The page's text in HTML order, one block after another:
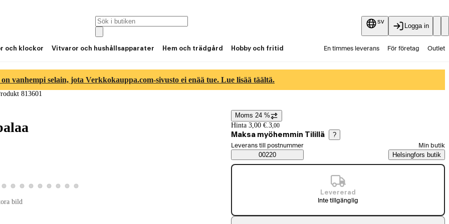
sv
Logga in
och klockor Vitvaror och hushållsapparater Hem och trädgård Hobby och fritid En timmes leverans För företag Outlet
on vanhempi selain, jota Verkkokauppa.com-sivusto ei enää tue. Lue lisää täältä.
813601
7 8
produktbild 9
Visa produktbild 10
Visa produktbild 11
Visa produktbild 12
Visa produktbild 13
Visa produktbild 14
Visa produktbild 15
Visa produktbild 16
Visa produktbild 17
Visa produktbild 18
bild
Prisinformation
Moms 24 %
Hinta 3,00 €.3,00
Maksa myöhemmin Tilillä ?
Saatavuustiedot
Välj beställningssätt
Leverans till postnummer
00220
Min butik
Helsingfors butik
Levererad
Inte tillgänglig